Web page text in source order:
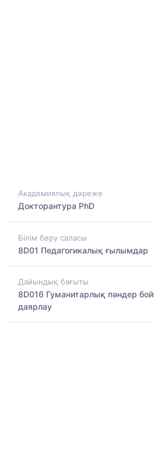
Академиялық дәреже
Докторантура PhD
Білім беру саласы
8D01 Педагогикалық ғылымдар
Дайындық бағыты
8D016 Гуманитарлық пәндер
даярлау